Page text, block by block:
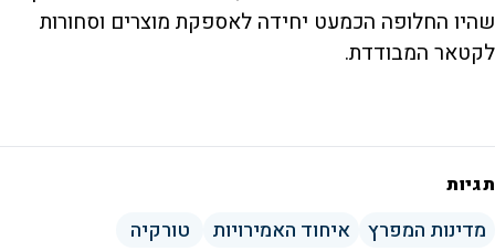
שהיו החלופה הכמעט יחידה לאספקת מוצרים וסחורות
לקטאר המבודדת.
תגיות
מדינות המפרץ איחוד האמירויות טורקיה